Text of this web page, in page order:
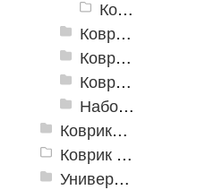
Коврики для ванн «V-Line» V13
Коврики для ванн «V-Line», фотопечать
Коврики для ванн против скольжения
Коврики для ванной
Набор ковриков
Коврики и дорожки пористые (Лапша)
Коврик флокированный
Универсальные коврики